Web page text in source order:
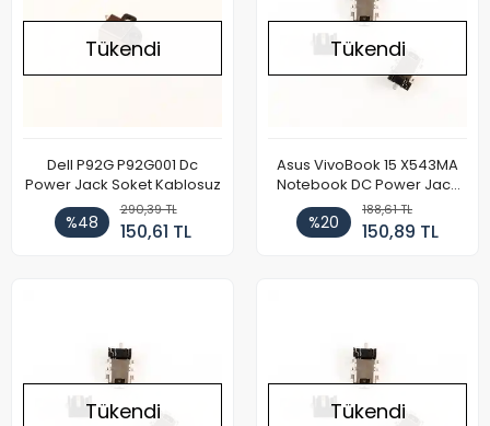
Tükendi
Dell P92G P92G001 Dc
Power Jack Soket Kablosuz
%48
290,39 TL
150,61 TL
Tükendi
Asus VivoBook 15 X543MA
Notebook DC Power Jack
Soketi
%20
188,61 TL
150,89 TL
Tükendi Tükendi